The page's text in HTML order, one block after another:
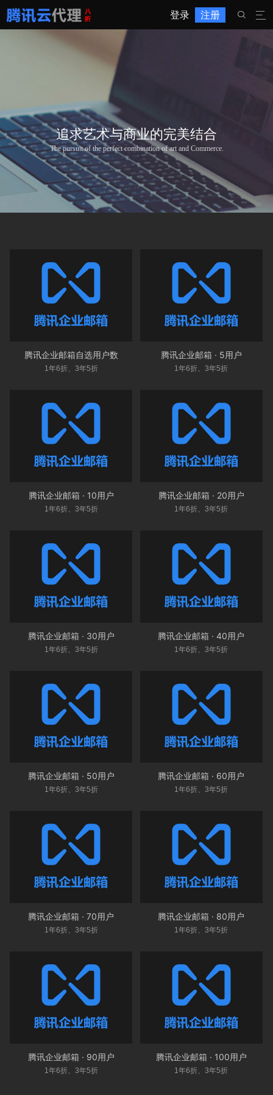
登录 注册 

追求艺术与商业的完美结合
The pursuit of the perfect combination of art and Commerce.
腾讯企业邮箱自选用户数
1年6折、3年5折
腾讯企业邮箱 · 5用户
1年6折、3年5折
腾讯企业邮箱 · 10用户
1年6折、3年5折
腾讯企业邮箱 · 20用户
1年6折、3年5折
腾讯企业邮箱 · 30用户
1年6折、3年5折
腾讯企业邮箱 · 40用户
1年6折、3年5折
腾讯企业邮箱 · 50用户
1年6折、3年5折
腾讯企业邮箱 · 60用户
1年6折、3年5折
腾讯企业邮箱 · 70用户
1年6折、3年5折
腾讯企业邮箱 · 80用户
1年6折、3年5折
腾讯企业邮箱 · 90用户
1年6折、3年5折
腾讯企业邮箱 · 100用户
1年6折、3年5折